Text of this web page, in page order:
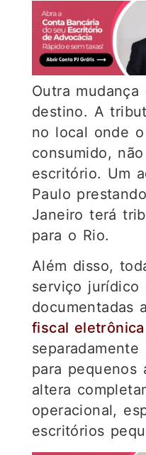
Outra
destino. A
no local onde
consumido,
escritório. Um
Paulo
Janeiro terá
para o Rio.
Além disso,
serviço jurídico
documentadas
fiscal eletrônica
separadamente
para pequenos
altera
operacional,
escritórios